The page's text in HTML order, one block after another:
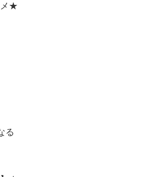
メ★
る